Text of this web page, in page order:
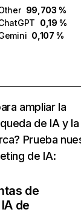
99,703 %
0,19 %
0,107 %
ampliar la
de IA y la
Prueba
de IA:
de
de